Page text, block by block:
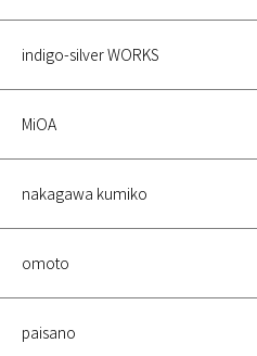
indigo-silver WORKS
MiOA
nakagawa kumiko
omoto
paisano